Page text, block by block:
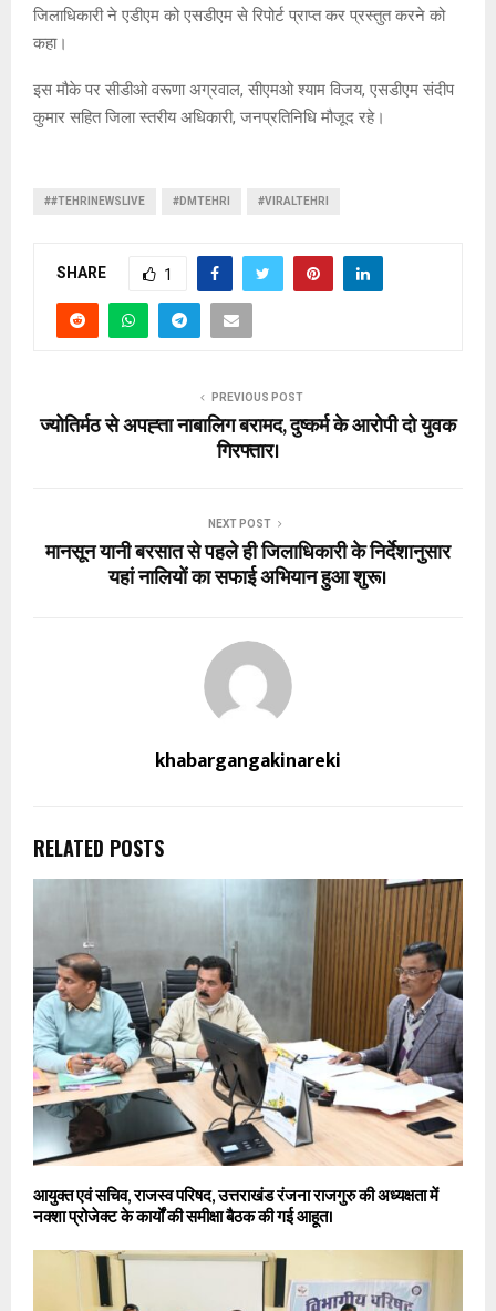
जिलाधिकारी ने एडीएम को एसडीएम से रिपोर्ट प्राप्त कर प्रस्तुत करने को
कहा।
इस मौके पर सीडीओ वरूणा अग्रवाल, सीएमओ श्याम विजय, एसडीएम संदीप
कुमार सहित जिला स्तरीय अधिकारी, जनप्रतिनिधि मौजूद रहे।
##TEHRINEWSLIVE #DMTEHRI #VIRALTEHRI
SHARE 1
PREVIOUS POST
ज्योतिर्मठ से अपह्ता नाबालिग बरामद, दुष्कर्म के आरोपी दो युवक
गिरफ्तार।
NEXT POST
मानसून यानी बरसात से पहले ही जिलाधिकारी के निर्देशानुसार
यहां नालियों का सफाई अभियान हुआ शुरू।
khabargangakinareki
RELATED POSTS
आयुक्त एवं सचिव, राजस्व परिषद, उत्तराखंड रंजना राजगुरु की अध्यक्षता में
नक्शा प्रोजेक्ट के कार्यों की समीक्षा बैठक की गई आहूत।